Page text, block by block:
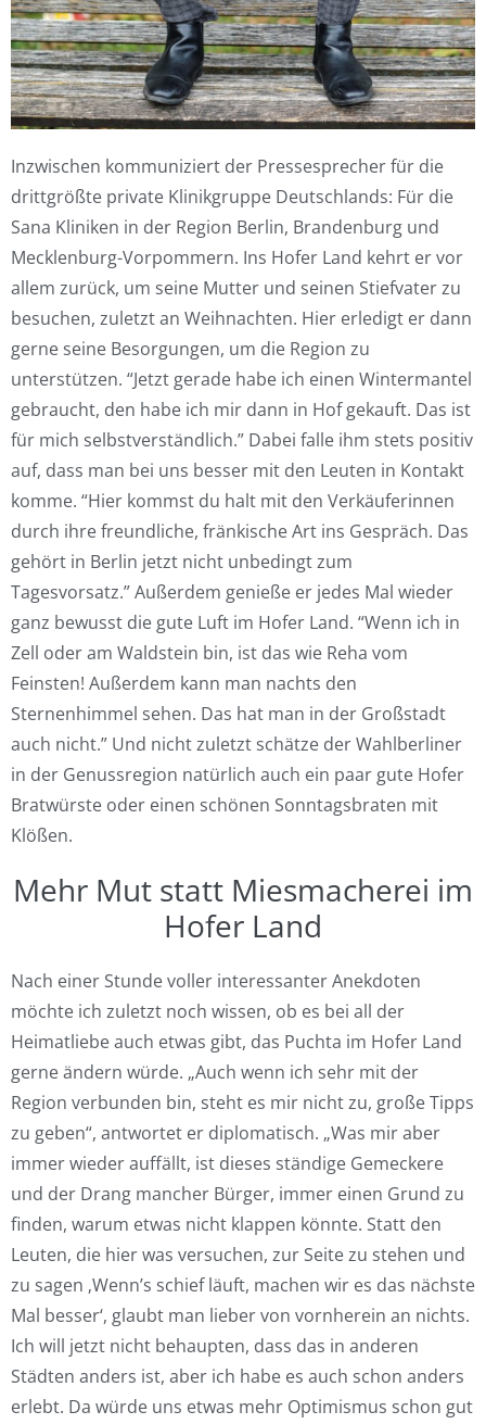
Inzwischen kommuniziert der Pressesprecher für die
drittgrößte private Klinikgruppe Deutschlands: Für die
Sana Kliniken in der Region Berlin, Brandenburg und
Mecklenburg-Vorpommern. Ins Hofer Land kehrt er vor
allem zurück, um seine Mutter und seinen Stiefvater zu
besuchen, zuletzt an Weihnachten. Hier erledigt er dann
gerne seine Besorgungen, um die Region zu
unterstützen. “Jetzt gerade habe ich einen Wintermantel
gebraucht, den habe ich mir dann in Hof gekauft. Das ist
für mich selbstverständlich.” Dabei falle ihm stets positiv
auf, dass man bei uns besser mit den Leuten in Kontakt
komme. “Hier kommst du halt mit den Verkäuferinnen
durch ihre freundliche, fränkische Art ins Gespräch. Das
gehört in Berlin jetzt nicht unbedingt zum
Tagesvorsatz.” Außerdem genieße er jedes Mal wieder
ganz bewusst die gute Luft im Hofer Land. “Wenn ich in
Zell oder am Waldstein bin, ist das wie Reha vom
Feinsten! Außerdem kann man nachts den
Sternenhimmel sehen. Das hat man in der Großstadt
auch nicht.” Und nicht zuletzt schätze der Wahlberliner
in der Genussregion natürlich auch ein paar gute Hofer
Bratwürste oder einen schönen Sonntagsbraten mit
Klößen.
Mehr Mut statt Miesmacherei im
Hofer Land
Nach einer Stunde voller interessanter Anekdoten
möchte ich zuletzt noch wissen, ob es bei all der
Heimatliebe auch etwas gibt, das Puchta im Hofer Land
gerne ändern würde. „Auch wenn ich sehr mit der
Region verbunden bin, steht es mir nicht zu, große Tipps
zu geben“, antwortet er diplomatisch. „Was mir aber
immer wieder auffällt, ist dieses ständige Gemeckere
und der Drang mancher Bürger, immer einen Grund zu
finden, warum etwas nicht klappen könnte. Statt den
Leuten, die hier was versuchen, zur Seite zu stehen und
zu sagen ‚Wenn’s schief läuft, machen wir es das nächste
Mal besser‘, glaubt man lieber von vornherein an nichts.
Ich will jetzt nicht behaupten, dass das in anderen
Städten anders ist, aber ich habe es auch schon anders
erlebt. Da würde uns etwas mehr Optimismus schon gut